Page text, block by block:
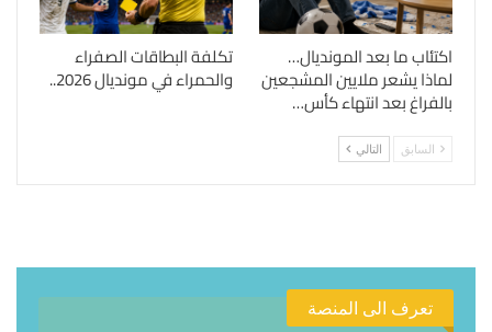
اكتئاب ما بعد المونديال…
لماذا يشعر ملايين المشجعين
بالفراغ بعد انتهاء كأس…
تكلفة البطاقات الصفراء
والحمراء في مونديال 2026..
السابق التالي
تعرف الى المنصة